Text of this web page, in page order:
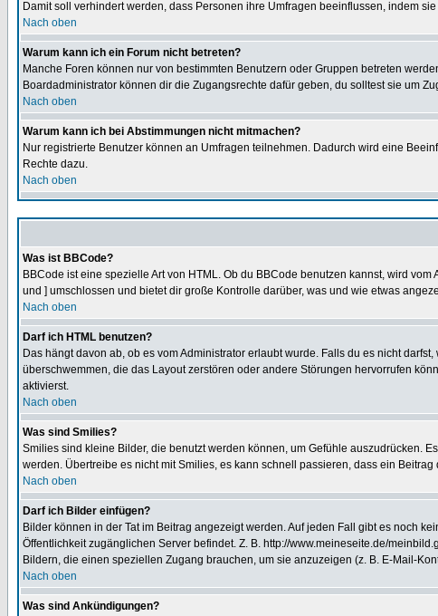
Damit soll verhindert werden, dass Personen ihre Umfragen beeinflussen, indem
Nach oben
Warum kann ich ein Forum nicht betreten?
Manche Foren können nur von bestimmten Benutzern oder Gruppen betreten
Boardadministrator können dir die Zugangsrechte dafür geben, du solltest sie um
Nach oben
Warum kann ich bei Abstimmungen nicht mitmachen?
Nur registrierte Benutzer können an Umfragen teilnehmen. Dadurch wird eine
Rechte dazu.
Nach oben
Was ist BBCode?
BBCode ist eine spezielle Art von HTML. Ob du BBCode benutzen kannst, wird
und ] umschlossen und bietet dir große Kontrolle darüber, was und wie etwas
Nach oben
Darf ich HTML benutzen?
Das hängt davon ab, ob es vom Administrator erlaubt wurde. Falls du es nicht
überschwemmen, die das Layout zerstören oder andere Störungen hervorrufen
aktivierst.
Nach oben
Was sind Smilies?
Smilies sind kleine Bilder, die benutzt werden können, um Gefühle auszudrücken.
werden. Übertreibe es nicht mit Smilies, es kann schnell passieren, dass ein
Nach oben
Darf ich Bilder einfügen?
Bilder können in der Tat im Beitrag angezeigt werden. Auf jeden Fall gibt es noch
Öffentlichkeit zugänglichen Server befindet. Z. B. http://www.meineseite.de/
Bildern, die einen speziellen Zugang brauchen, um sie anzuzeigen (z. B. E-Mail-
Nach oben
Was sind Ankündigungen?